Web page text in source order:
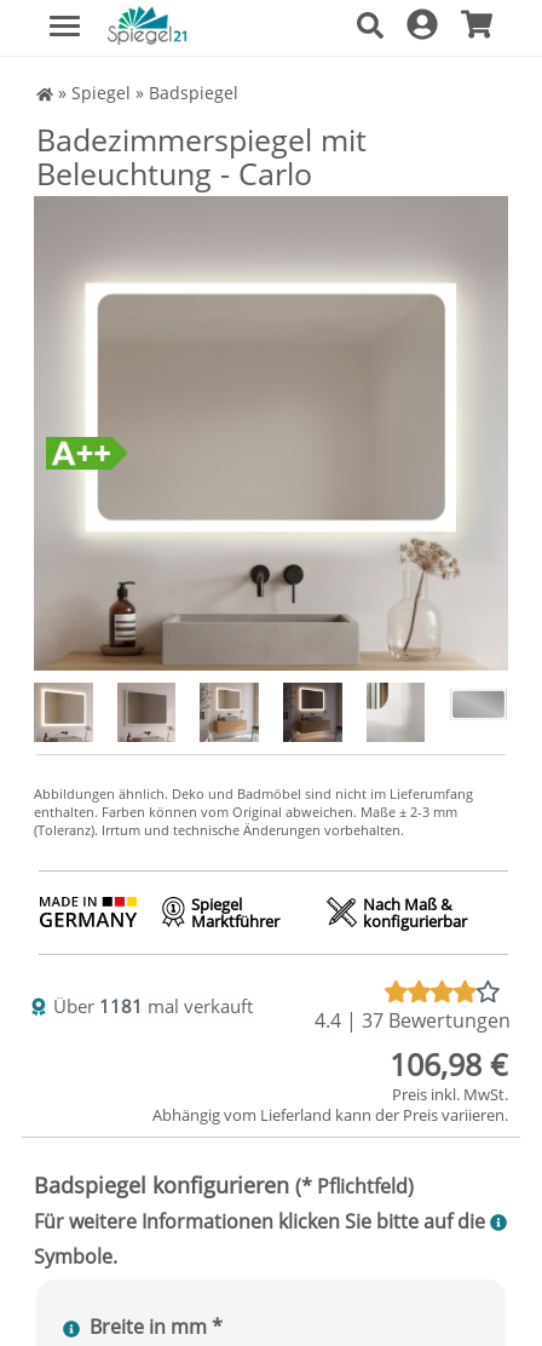
Spiegel Shop
» Spiegel » Badspiegel
Badezimmerspiegel mit
Beleuchtung - Carlo
Spiegel
Marktführer
Nach Maß &
konfigurierbar
Über 1181 mal verkauft
4.4 | 37 Bewertungen
106,98 €
Preis inkl. MwSt.
Abhängig vom Lieferland kann der Preis variieren.
Breite in mm *